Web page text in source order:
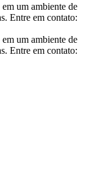
um ambiente de
Entre em contato:
um ambiente de
Entre em contato: